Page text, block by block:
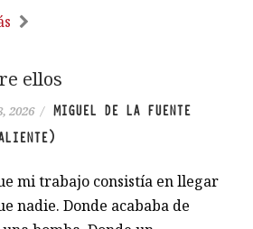
ellos
2026 / MIGUEL DE LA FUENTE
mi trabajo consistía en llegar
nadie. Donde acababa de